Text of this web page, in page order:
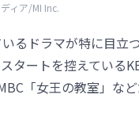
ィア/MI Inc.
るドラマが特に目立
タートを控えている
「女王の教室」など